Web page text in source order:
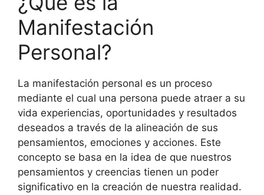
Manifestación
Personal?
La manifestación personal es un proceso
mediante el cual una persona puede atraer a su
vida experiencias, oportunidades y resultados
deseados a través de la alineación de sus
pensamientos, emociones y acciones. Este
concepto se basa en la idea de que nuestros
pensamientos y creencias tienen un poder
significativo en la creación de nuestra realidad.